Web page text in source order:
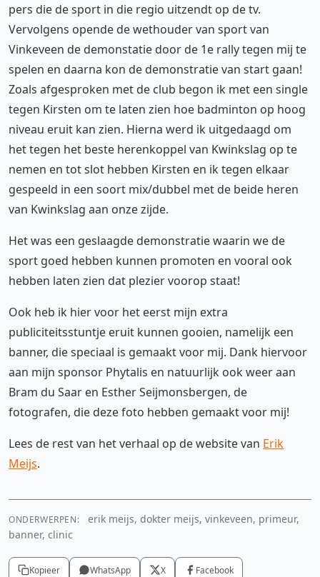
pers die de sport in die regio uitzendt op de tv.
Vervolgens opende de wethouder van sport van
Vinkeveen de demonstatie door de 1e rally tegen mij te
spelen en daarna kon de demonstratie van start gaan!
Zoals afgesproken met de club begon ik met een single
tegen Kirsten om te laten zien hoe badminton op hoog
niveau eruit kan zien. Hierna werd ik uitgedaagd om
het tegen het beste herenkoppel van Kwinkslag op te
nemen en tot slot hebben Kirsten en ik tegen elkaar
gespeeld in een soort mix/dubbel met de beide heren
van Kwinkslag aan onze zijde.
Het was een geslaagde demonstratie waarin we de
sport goed hebben kunnen promoten en vooral ook
hebben laten zien dat plezier voorop staat!
Ook heb ik hier voor het eerst mijn extra
publiciteitsstuntje eruit kunnen gooien, namelijk een
banner, die speciaal is gemaakt voor mij. Dank hiervoor
aan mijn sponsor Phytalis en natuurlijk ook weer aan
Bram du Saar en Esther Seijmonsbergen, de
fotografen, die deze foto hebben gemaakt voor mij!
Lees de rest van het verhaal op de website van Erik
Meijs.
ONDERWERPEN:
erik meijs, dokter meijs, vinkeveen, primeur,
banner, clinic
Kopieer WhatsApp X Facebook